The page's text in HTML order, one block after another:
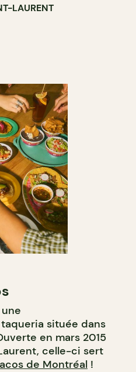
LAURENT
située dans
en mars 2015
celle-ci sert
de Montréal !